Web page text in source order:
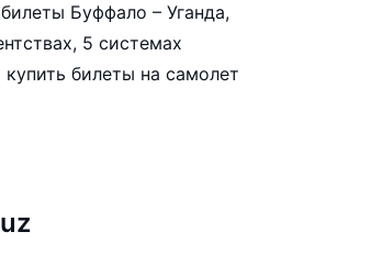
Буффало – Уганда,
5 системах
билеты на самолет